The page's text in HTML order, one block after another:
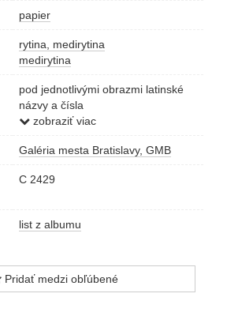
papier
rytina, medirytina
medirytina
pod jednotlivými obrazmi latinské
názvy a čísla
dole pod obrazom Mammalia
zobraziť viac
Galéria mesta Bratislavy, GMB
C 2429
list z albumu
Pridať medzi obľúbené